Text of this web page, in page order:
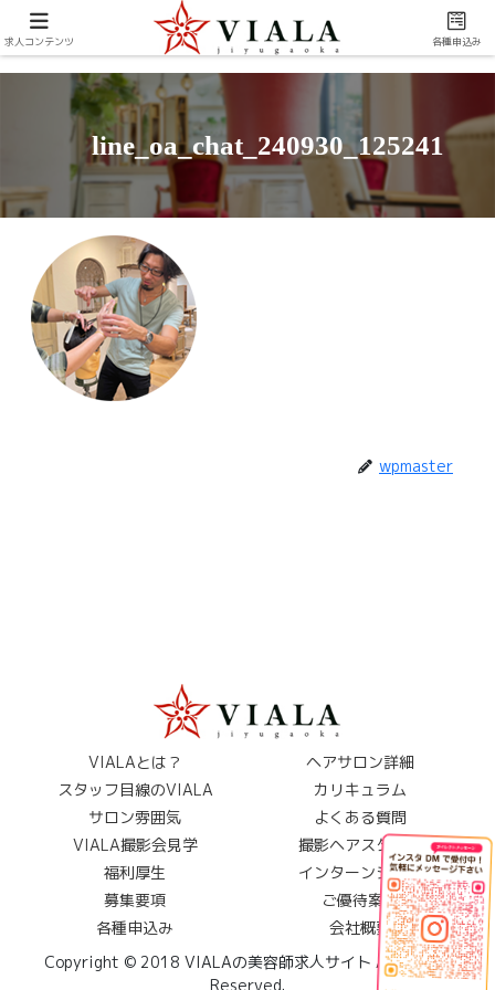
line_oa_chat_240930_125241
wpmaster
VIALAとは？
ヘアサロン詳細
スタッフ目線のVIALA
カリキュラム
サロン雰囲気
よくある質問
VIALA撮影会見学
撮影ヘアスタイル
福利厚生
インターンシップ
募集要項
ご優待案内
各種申込み
会社概要
Copyright © 2018 VIALAの美容師求人サイト All Rights
Reserved.
求人コンテンツ 各種申込み